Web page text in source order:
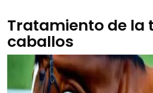
Tratamiento de la
caballos